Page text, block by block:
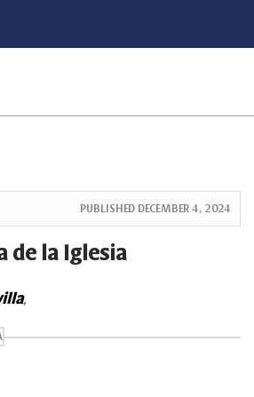
PUBLISHED DECEMBER 4, 2024
de la Iglesia
,